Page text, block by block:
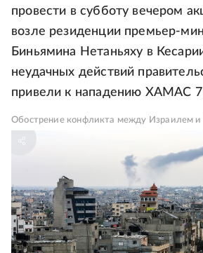
провести в субботу вечером
возле резиденции премьер-
Биньямина Нетаньяху в
неудачных действий
привели к нападению ХАМАС 7
Обострение конфликта между Израилем и